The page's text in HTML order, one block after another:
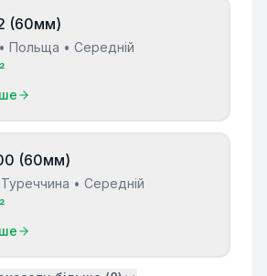
(60мм)
Польща • Середній
(60мм)
• Середній